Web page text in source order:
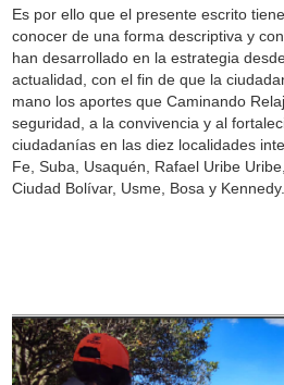
Es por ello que el presente escrito
conocer de una forma descriptiva y
han desarrollado en la estrategia
actualidad, con el fin de que la
mano los aportes que Caminando
seguridad, a la convivencia y al
ciudadanías en las diez localidades
Fe, Suba, Usaquén, Rafael Uribe
Ciudad Bolívar, Usme, Bosa y